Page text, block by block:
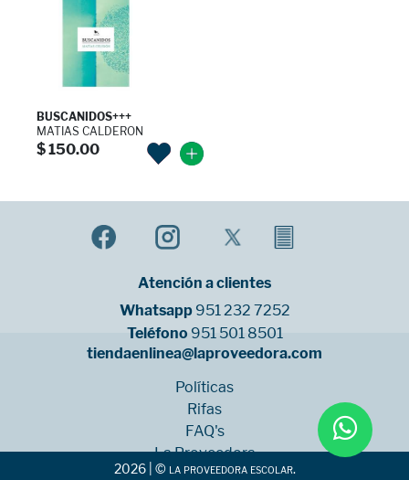
BUSCANIDOS+++
MATIAS CALDERON
$ 150.00
Atención a clientes
Whatsapp 951 232 7252
Teléfono 951 501 8501
tiendaenlinea@laproveedora.com
Políticas
Rifas
FAQ's
La Proveedora
Sucursales
2026 | © la proveedora escolar.